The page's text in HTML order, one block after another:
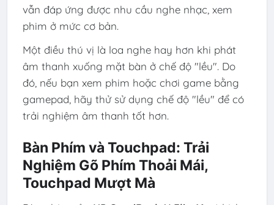
vẫn đáp ứng được nhu cầu nghe nhạc, xem
phim ở mức cơ bản.
Một điều thú vị là loa nghe hay hơn khi phát
âm thanh xuống mặt bàn ở chế độ "lều". Do
đó, nếu bạn xem phim hoặc chơi game bằng
gamepad, hãy thử sử dụng chế độ "lều" để có
trải nghiệm âm thanh tốt hơn.
Bàn Phím và Touchpad: Trải
Nghiệm Gõ Phím Thoải Mái,
Touchpad Mượt Mà